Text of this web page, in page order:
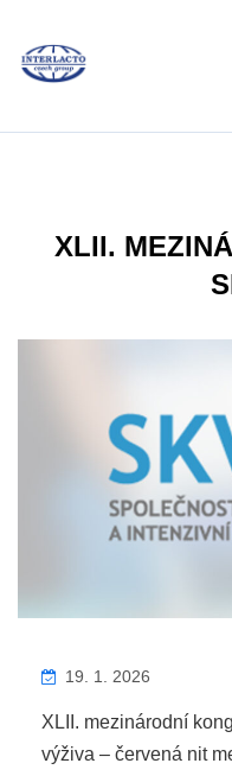
XLII.
19. 1. 2026
XLII. mezinárodní
výživa – červená nit